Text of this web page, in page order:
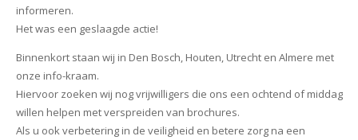
informeren.
Het was een geslaagde actie!
Binnenkort staan wij in Den Bosch, Houten, Utrecht en Almere met
onze info-kraam.
Hiervoor zoeken wij nog vrijwilligers die ons een ochtend of middag
willen helpen met verspreiden van brochures.
Als u ook verbetering in de veiligheid en betere zorg na een